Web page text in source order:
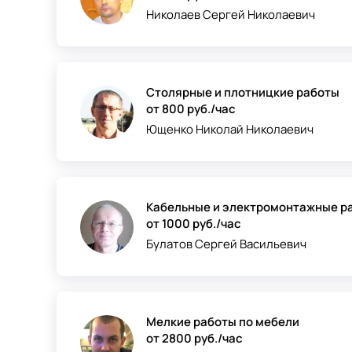
Николаев Сергей Николаевич
Столярные и плотницкие работы
от 800 руб./час
Ющенко Николай Николаевич
Кабельные и электромонтажные
от 1000 руб./час
Булатов Сергей Васильевич
Мелкие работы по мебели
от 2800 руб./час